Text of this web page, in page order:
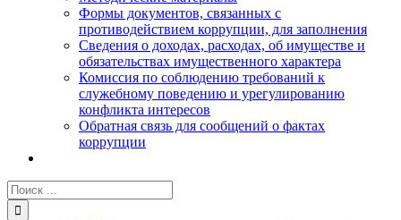
Формы документов, связанных с
противодействием коррупции, для заполнения
Сведения о доходах, расходах, об имуществе и
обязательствах имущественного характера
Комиссия по соблюдению требований к
служебному поведению и урегулированию
конфликта интересов
Обратная связь для сообщений о фактах
коррупции
Результат
поиска: